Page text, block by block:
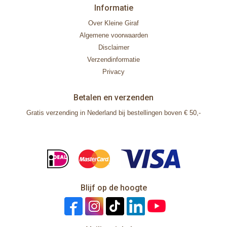
Informatie
Over Kleine Giraf
Algemene voorwaarden
Disclaimer
Verzendinformatie
Privacy
Betalen en verzenden
Gratis verzending in Nederland bij bestellingen boven € 50,-
Blijf op de hoogte